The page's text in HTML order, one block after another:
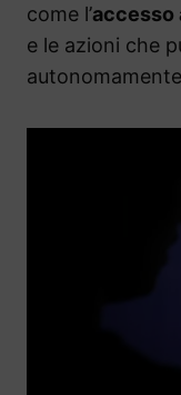
come l’accesso
e le azioni che